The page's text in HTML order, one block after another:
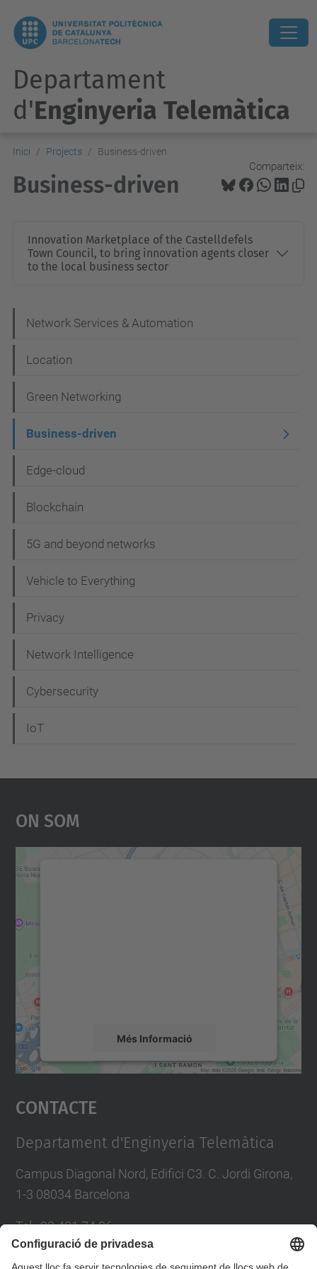
Departament
d'Enginyeria Telemàtica
Inici Projects Business-driven
Comparteix:
Business-driven
Innovation Marketplace of the Castelldefels
Town Council, to bring innovation agents closer
to the local business sector
a
v
g
a
i
ó
Network Services & Automation
Location
Green Networking
Business-driven
Edge-cloud
Blockchain
5G and beyond networks
Vehicle to Everything
Privacy
Network Intelligence
Cybersecurity
IoT
On Som
Més Informació
Accepta
powered by
Contacte
Departament d'Enginyeria Telemàtica
Campus Diagonal Nord, Edifici C3. C. Jordi Girona,
1-3 08034 Barcelona
Tel.:93 401 74 86